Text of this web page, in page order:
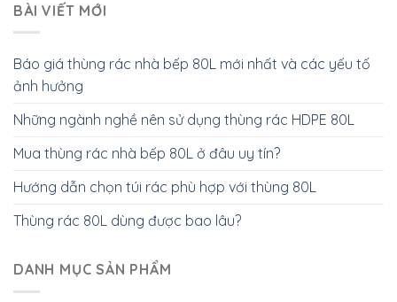
BÀI VIẾT MỚI
Báo giá thùng rác nhà bếp 80L mới nhất và các yếu tố
ảnh hưởng
Những ngành nghề nên sử dụng thùng rác HDPE 80L
Mua thùng rác nhà bếp 80L ở đâu uy tín?
Hướng dẫn chọn túi rác phù hợp với thùng 80L
Thùng rác 80L dùng được bao lâu?
DANH MỤC SẢN PHẨM